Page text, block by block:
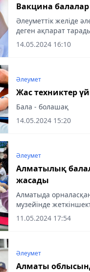
Вакцина балалар
Әлеуметтік желіде
деген ақпарат
14.05.2024 16:10
Әлеумет
Жас техниктер
Бала - болашақ
14.05.2024 15:20
Әлеумет
Алматылық
жасады
Алматыда
музейінде
істейді.
11.05.2024 17:54
Әлеумет
Алматы